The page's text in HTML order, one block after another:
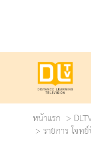
หน้าแรก
รายการ โจท